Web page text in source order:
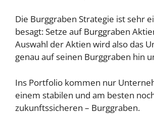
Die Burggraben Strategie ist sehr
besagt: Setze auf Burggraben
Auswahl der Aktien wird also das
genau auf seinen Burggraben hin
Ins Portfolio kommen nur
einem stabilen und am besten
zukunftssicheren – Burggraben.